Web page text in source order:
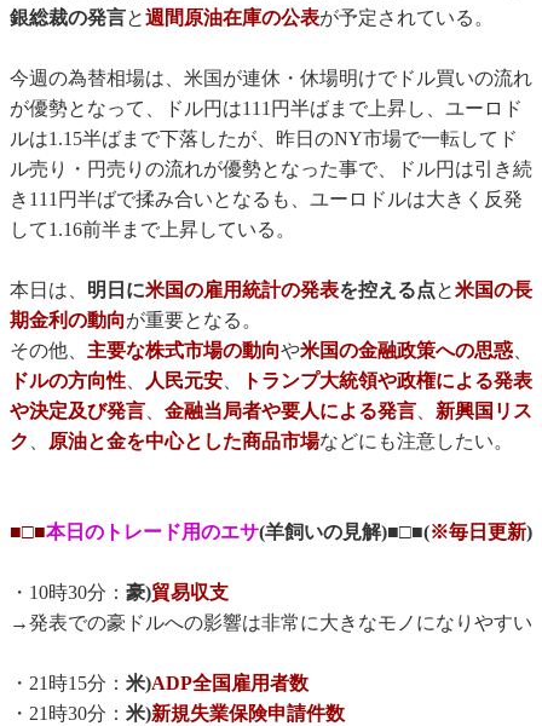
銀総裁の発言と週間原油在庫の公表が予定されている。
今週の為替相場は、米国が連休・休場明けでドル買いの流れ
が優勢となって、ドル円は111円半ばまで上昇し、ユーロド
ルは1.15半ばまで下落したが、昨日のNY市場で一転してド
ル売り・円売りの流れが優勢となった事で、ドル円は引き続
き111円半ばで揉み合いとなるも、ユーロドルは大きく反発
して1.16前半まで上昇している。
本日は、 明日に米国の雇用統計の発表を控える点と米国の長
期金利の動向が重要となる。
その他、 主要な株式市場の動向や米国の金融政策への思惑、
ドルの方向性、 人民元安、
トランプ大統領や政権による発表
や決定及び発言、 金融当局者や要人による発言、 新興国リス
ク 、 原油と金を中心とした商品市場などにも注意したい。
■□■本日のトレード用のエサ(羊飼いの見解)■□■(※毎日更新)
・10時30分： 豪)貿易収支
→発表での豪ドルへの影響は非常に大きなモノになりやすい
・21時15分： 米)ADP全国雇用者数
・21時30分： 米)新規失業保険申請件数